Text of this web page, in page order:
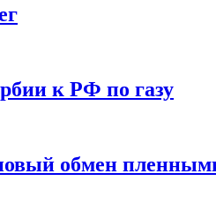
к РФ по газу
обмен